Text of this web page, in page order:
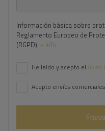
Información básica sobre
Reglamento Europeo de
(RGPD). + Info
He leído y acepto el Aviso
Acepto envíos comerciales